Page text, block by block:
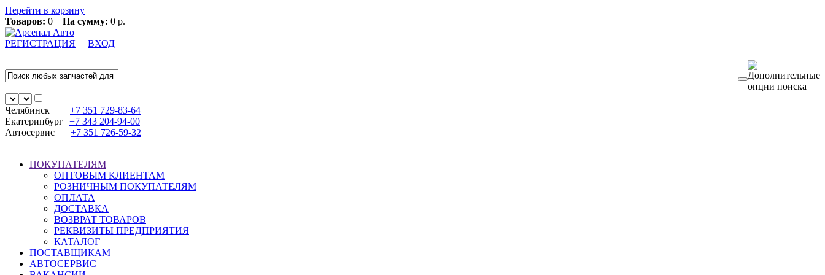
Перейти в корзину
Товаров: 0 На сумму: 0 р.
РЕГИСТРАЦИЯ ВХОД
Челябинск +7 351 729-83-64
Екатеринбург +7 343 204-94-00
Автосервис
+7 351 726-59-32
ПОКУПАТЕЛЯМ
ОПТОВЫМ КЛИЕНТАМ
РОЗНИЧНЫМ ПОКУПАТЕЛЯМ
ОПЛАТА
ДОСТАВКА
ВОЗВРАТ ТОВАРОВ
РЕКВИЗИТЫ ПРЕДПРИЯТИЯ
КАТАЛОГ
ПОСТАВЩИКАМ
АВТОСЕРВИС